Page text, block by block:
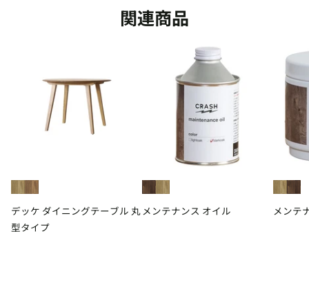
関連商品
デッケ ダイニングテーブル 丸
型タイプ
メンテナンス オイル メンテ